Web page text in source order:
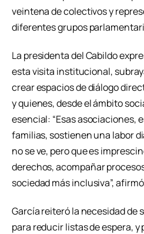
veintena de colectivos y
diferentes grupos
La presidenta del Cabildo
esta visita institucional,
crear espacios de diálogo
y quienes, desde el ámbito
esencial: “Esas asociaciones,
familias, sostienen una labor
no se ve, pero que es
derechos, acompañar
sociedad más inclusiva”,
García reiteró la necesidad de
para reducir listas de espera,